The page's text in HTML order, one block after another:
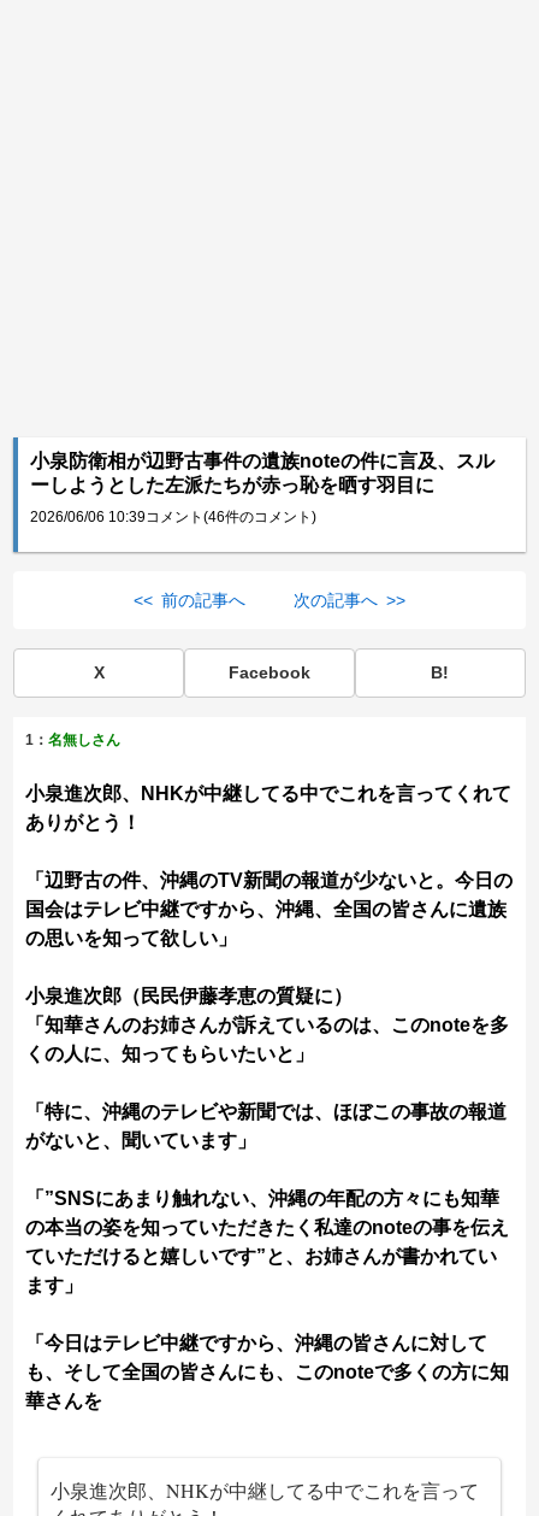
小泉防衛相が辺野古事件の遺族noteの件に言及、スル
ーしようとした左派たちが赤っ恥を晒す羽目に
2026/06/06 10:39コメント(46件のコメント)
<< 前の記事へ 次の記事へ >>
X Facebook B!
1：名無しさん
小泉進次郎、NHKが中継してる中でこれを言ってくれて
ありがとう！
「辺野古の件、沖縄のTV新聞の報道が少ないと。今日の
国会はテレビ中継ですから、沖縄、全国の皆さんに遺族
の思いを知って欲しい」
小泉進次郎（民民伊藤孝恵の質疑に）​
「知華さんのお姉さんが訴えているのは、このnoteを多
くの人に、知ってもらいたいと」 ​
「特に、沖縄のテレビや新聞では、ほぼこの事故の報道
がないと、聞いています」 ​
「”SNSにあまり触れない、沖縄の年配の方々にも知華
の本当の姿を知っていただきたく私達のnoteの事を伝え
ていただけると嬉しいです”と、お姉さんが書かれてい
ます」 ​
「今日はテレビ中継ですから、沖縄の皆さんに対して
も、そして全国の皆さんにも、このnoteで多くの方に知
華さんを
小泉進次郎、NHKが中継してる中でこれを言って